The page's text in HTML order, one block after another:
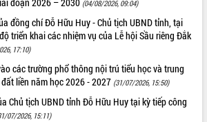
nội dung
Minh
công với
thiết chế
yêu cầu
(04/08/2026, 09:04)
đồng chí Đỗ Hữu Huy - Chủ tịch UBND tỉnh, tại
triển khai các nhiệm vụ của Lễ hội Sầu riêng Đắk
17:10)
các trường phổ thông nội trú tiểu học và trung
liền năm học 2026 - 2027 (31/07/2026, 15:50)
Chủ tịch UBND tỉnh Đỗ Hữu Huy tại kỳ tiếp công
07/2026, 15:11)